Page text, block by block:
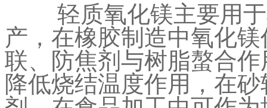
轻质氧化镁主要用于
产，在橡胶制造中氧化
联、防焦剂与树脂螯合
降低烧结温度作用，在